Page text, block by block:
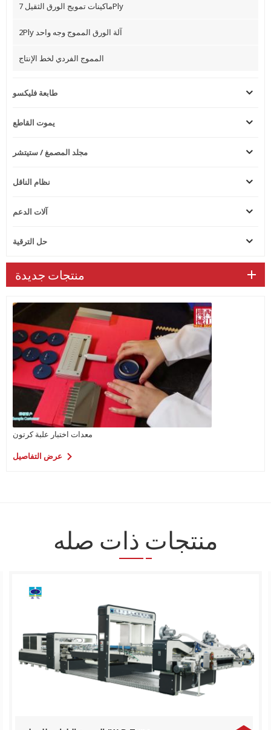
ماكينات تمويج الورق الثقيل 7Ply
2Ply آلة الورق المموج وجه واحد
المموج الفردي لخط الإنتاج
طابعة فليكسو
يموت القاطع
مجلد المصمغ / ستيتشر
نظام الناقل
آلات الدعم
حل الترقية
منتجات جديدة
معدات اختبار علبة كرتون
عرض التفاصيل
منتجات ذات صله